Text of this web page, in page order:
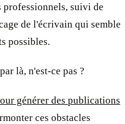
suivi de
de l'écrivain qui semble
possibles.
là, n'est-ce pas ?
générer des publications
ces obstacles